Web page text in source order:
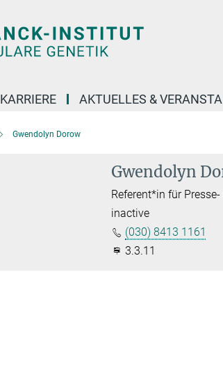
KARRIERE AKTUELLES &
Gwendolyn Dorow
Gwendolyn
Referent*in für
inactive
(030) 8413 1161
3.3.11